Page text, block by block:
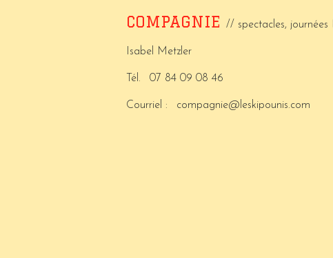
COMPAGNIE // spectacles,
Isabel Metzler
Tél. 07 84 09 08 46
Courriel : compagnie@leskipounis.com